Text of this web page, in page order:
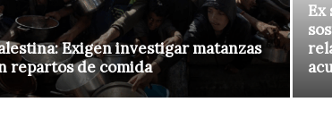
Exigen investigar matanzas
repartos de comida
Ex